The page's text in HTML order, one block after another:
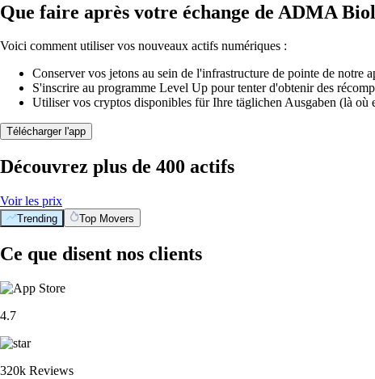
Que faire après votre échange de ADMA
Voici comment utiliser vos nouveaux actifs numériques :
Conserver vos jetons au sein de l'infrastructure de pointe de notre
S'inscrire au programme Level Up pour tenter d'obtenir des
Utiliser vos cryptos disponibles für Ihre täglichen Ausgaben (là où
Télécharger l'app
Découvrez plus de 400 actifs
Voir les prix
Trending Top Movers
Ce que disent nos clients
4.7
320k Reviews